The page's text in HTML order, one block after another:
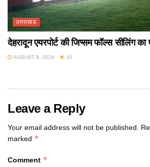
उत्तराखंड
देहरादून एयरपोर्ट की जिप्सम फॉल्स सीलिंग का
AUGUST 9, 2026 10
Leave a Reply
Your email address will not be published.
marked *
Comment *